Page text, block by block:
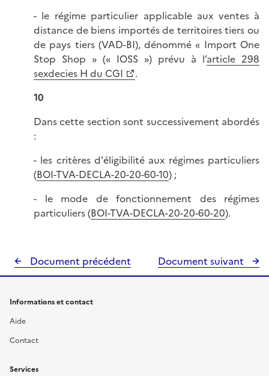
- le régime particulier applicable aux ventes à
distance de biens importés de territoires tiers ou
de pays tiers (VAD-BI), dénommé « Import One
Stop Shop » (« IOSS ») prévu à l’article 298
sexdecies H du CGI
.
10
Dans cette section sont successivement abordés
:
- les critères d'éligibilité aux régimes particuliers
(BOI-TVA-DECLA-20-20-60-10) ;
- le mode de fonctionnement des régimes
particuliers (BOI-TVA-DECLA-20-20-60-20).
Document précédent Document suivant
Informations et contact
Aide
Contact
Services